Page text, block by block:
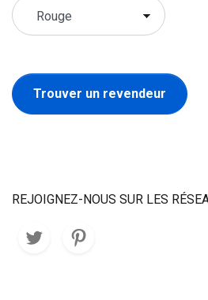
Trouver un revendeur
REJOIGNEZ-NOUS SUR LES